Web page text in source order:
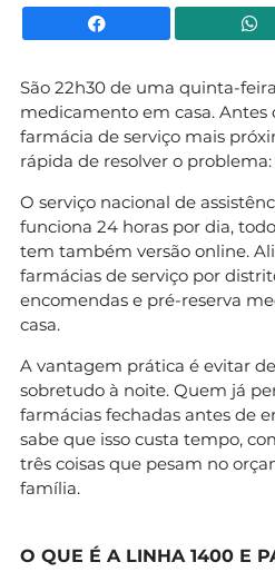
Facebook
São 22h30 de uma quinta-
medicamento em casa. Antes
farmácia de serviço mais
rápida de resolver o problema:
O serviço nacional de
funciona 24 horas por dia,
tem também versão online.
farmácias de serviço por
encomendas e pré-reserva
casa.
A vantagem prática é evitar
sobretudo à noite. Quem já
farmácias fechadas antes de
sabe que isso custa tempo,
três coisas que pesam no
família.
O QUE É A LINHA 1400 E